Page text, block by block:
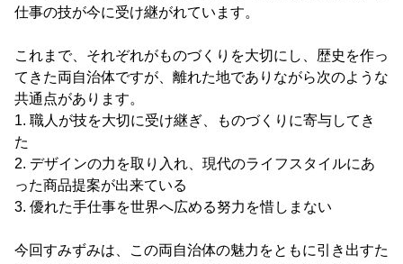
仕事の技が今に受け継がれています。
これまで、それぞれがものづくりを大切にし、歴史を作っ
てきた両自治体ですが、離れた地でありながら次のような
共通点があります。
1. 職人が技を大切に受け継ぎ、ものづくりに寄与してき
た
2. デザインの力を取り入れ、現代のライフスタイルにあ
った商品提案が出来ている
3. 優れた手仕事を世界へ広める努力を惜しまない
今回すみずみは、この両自治体の魅力をともに引き出すた